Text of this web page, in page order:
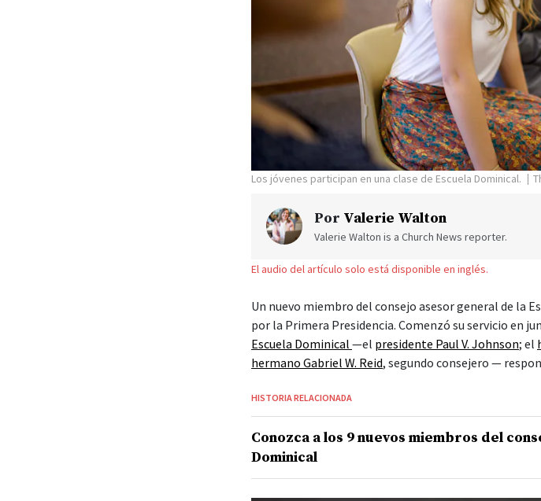
Los jóvenes participan en una clase de Escuela Dominical.
Por Valerie Walton
Valerie Walton is a Church News reporter.
El audio del artículo solo está disponible en inglés.
Un nuevo miembro del consejo asesor general de la
por la Primera Presidencia. Comenzó su servicio en
Escuela Dominical —el presidente Paul V. Johnson; el
hermano Gabriel W. Reid, segundo consejero —
HISTORIA RELACIONADA
Conozca a los 9 nuevos miembros del
Dominical